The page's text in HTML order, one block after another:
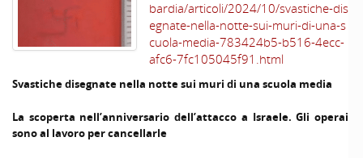
bardia/articoli/2024/10/svastiche-dis
egnate-nella-notte-sui-muri-di-una-s
cuola-media-783424b5-b516-4ecc-
afc6-7fc105045f91.html
Svastiche disegnate nella notte sui muri di una scuola media
La scoperta nell’anniversario dell’attacco a Israele. Gli operai
sono al lavoro per cancellarle